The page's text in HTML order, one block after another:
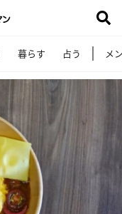
暮らす 占う メ